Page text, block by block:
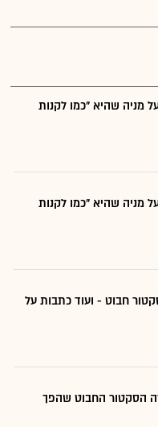
מניה שהיא "כמו לקנות
מניה שהיא "כמו לקנות
חבוט - ועוד כתבות על
הסקטור החבוט שהפך